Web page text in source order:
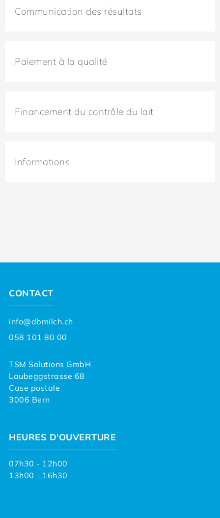
Communication des résultats
Paiement à la qualité
Financement du contrôle du lait
Informations
CONTACT
info@dbmilch.ch
058 101 80 00
TSM Solutions GmbH
Laubeggstrasse 68
Case postale
3006 Bern
HEURES D'OUVERTURE
07h30 - 12h00
13h00 - 16h30